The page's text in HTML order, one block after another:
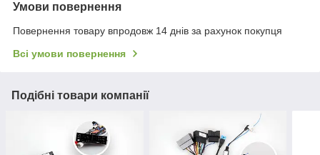
Умови повернення
Повернення товару впродовж 14 днів за рахунок покупця
Всі умови повернення
Подібні товари компанії